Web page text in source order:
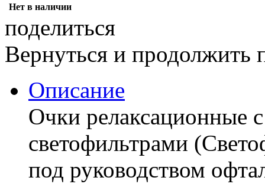
Нет в наличии
поделиться
Вернуться и продолжить
Описание
Очки релаксационные
светофильтрами
под руководством